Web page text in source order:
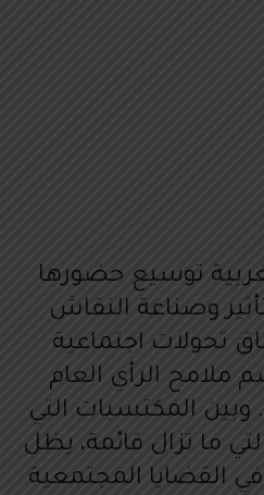
توسيع حضورها
وصناعة النقاش
تحولات اجتماعية
ملامح الرأي العام
وبين المكتسبات التي
ما تزال قائمة، يظل
القضايا المجتمعية